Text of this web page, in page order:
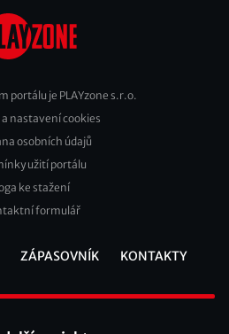
portálu je PLAYzone s.r.o.
a nastavení cookies
osobních údajů
užití portálu
ke stažení
formulář
ZÁPASOVNÍK KONTAKTY